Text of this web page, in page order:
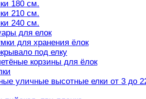
180 см.
210 см.
240 см.
для елок
для хранения ёлок
под елку
корзины для ёлок
уличные высотные елки от 3 до